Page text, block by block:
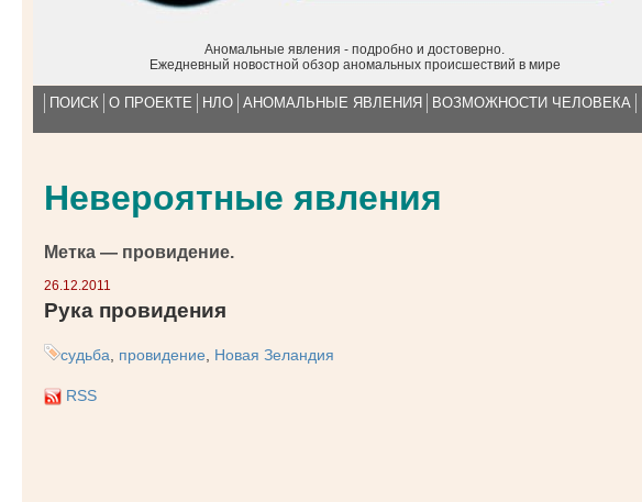
Аномальные явления - подробно и достоверно.
Ежедневный новостной обзор аномальных происшествий в мире
ПОИСК О ПРОЕКТЕ НЛО АНОМАЛЬНЫЕ ЯВЛЕНИЯ ВОЗМОЖНОСТИ ЧЕЛОВЕКА
Невероятные явления
Метка — провидение.
26.12.2011
Рука провидения
судьба провидение Новая Зеландия
RSS